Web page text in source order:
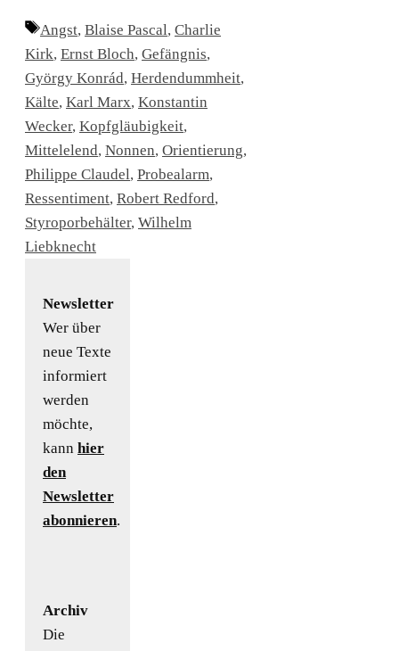
Schlagwörter
Angst, Blaise Pascal, Charlie
Kirk, Ernst Bloch, Gefängnis,
György Konrád, Herdendummheit,
Kälte, Karl Marx, Konstantin
Wecker, Kopfgläubigkeit,
Mittelelend, Nonnen, Orientierung,
Philippe Claudel, Probealarm,
Ressentiment, Robert Redford,
Styroporbehälter, Wilhelm
Liebknecht
Newsletter
Wer über
neue Texte
informiert
werden
möchte,
kann hier
den
Newsletter
abonnieren.
Archiv
Die